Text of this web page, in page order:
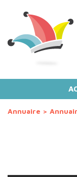
Annuaire >